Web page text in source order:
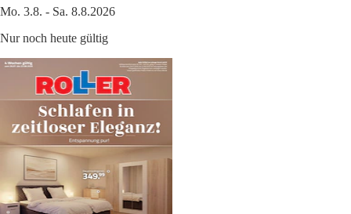
Mo. 3.8. - Sa. 8.8.2026
Nur noch heute gültig